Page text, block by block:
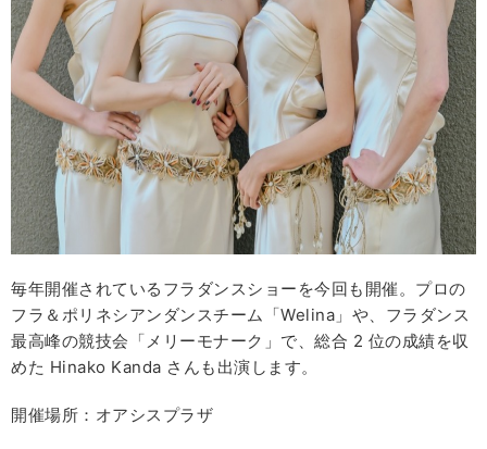
毎年開催されているフラダンスショーを今回も開催。プロの
フラ＆ポリネシアンダンスチーム「Welina」や、フラダンス
最高峰の競技会「メリーモナーク」で、総合 2 位の成績を収
めた Hinako Kanda さんも出演します。
開催場所：オアシスプラザ